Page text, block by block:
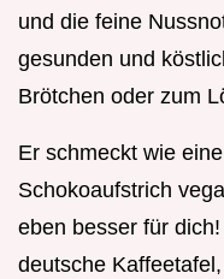
und die feine
gesunden und
Brötchen oder zum
Er schmeckt wie
Schokoaufstrich
eben besser für
deutsche